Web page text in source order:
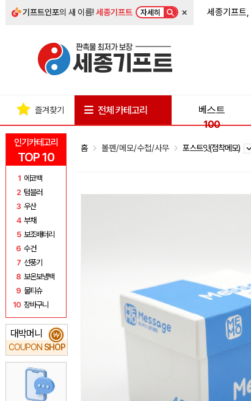
기프트인포의 새 이름!세종기프트 자세히 × 세종기프트,
인기카테고리
TOP 10
1 에코백
2 텀블러
3 우산
4 부채
5 보조배터리
6 수건
7 선풍기
8 보온보냉백
9 물티슈
10 장바구니
대박머니
COUPON SHOP
₩
즐겨찾기 전체 카테고리
베스트
100
홈 볼펜/메모/수첩/사무 포스트잇(점착메모)